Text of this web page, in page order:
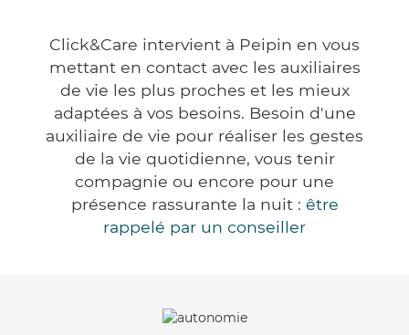
Click&Care intervient à Peipin en vous
mettant en contact avec les auxiliaires
de vie les plus proches et les mieux
adaptées à vos besoins. Besoin d'une
auxiliaire de vie pour réaliser les gestes
de la vie quotidienne, vous tenir
compagnie ou encore pour une
présence rassurante la nuit : être
rappelé par un conseiller